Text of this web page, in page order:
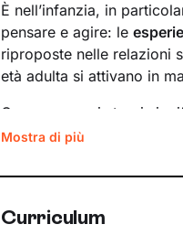
È nell’infanzia, in
pensare e agire: le
riproposte nelle relazioni
età adulta si attivano in
Conoscere noi stessi
quinte: raggiungere
aiutandoti a far
Mostra di più
Curriculum